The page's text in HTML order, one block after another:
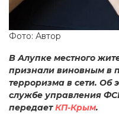
Фото: Автор
В Алупке местного
признали виновным в
терроризма в сети. Об
службе управления
передаетКП-Крым.